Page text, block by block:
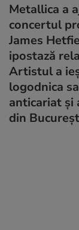
Metallica a
concertul
James
ipostază
Artistul a
logodnica
anticariat și
din